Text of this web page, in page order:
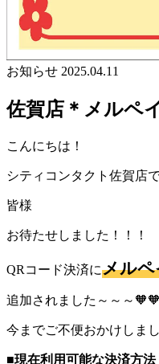
お知らせ 2025.04.11
佐賀店＊メルペ
こんにちは！
シティコンタクト佐賀店
皆様
お待たせしました！！！
QRコード決済にメルペ
追加されました～～～🧡🧡
今までご不便おかけしま
■現在利用可能な決済方法